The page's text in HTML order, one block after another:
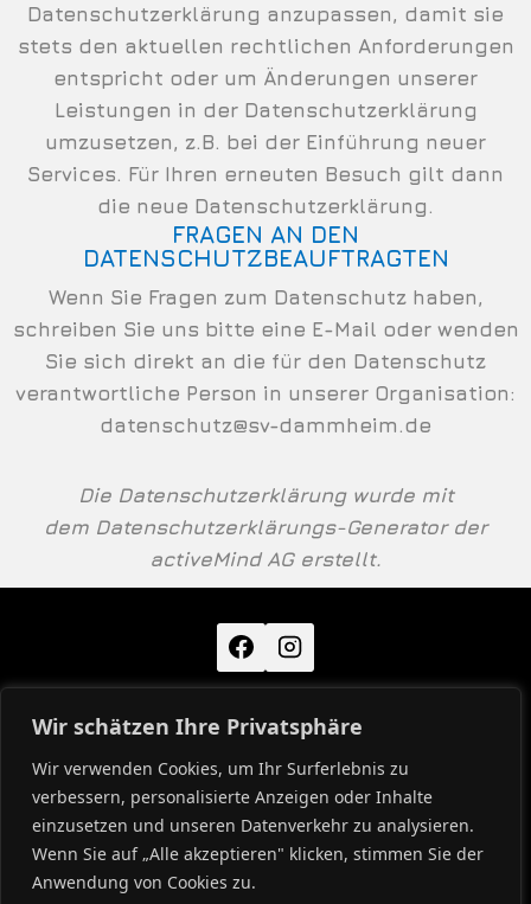
Wir schätzen Ihre Privatsphäre
Wir verwenden Cookies, um Ihr Surferlebnis zu
verbessern, personalisierte Anzeigen oder Inhalte
einzusetzen und unseren Datenverkehr zu analysieren.
Wenn Sie auf „Alle akzeptieren" klicken, stimmen Sie der
Anwendung von Cookies zu.
Datenschutzerklärung anzupassen, damit sie
stets den aktuellen rechtlichen Anforderungen
entspricht oder um Änderungen unserer
Leistungen in der Datenschutzerklärung
umzusetzen, z.B. bei der Einführung neuer
Services. Für Ihren erneuten Besuch gilt dann
die neue Datenschutzerklärung.
FRAGEN AN DEN
DATENSCHUTZBEAUFTRAGTEN
Wenn Sie Fragen zum Datenschutz haben,
schreiben Sie uns bitte eine E-Mail oder wenden
Sie sich direkt an die für den Datenschutz
verantwortliche Person in unserer Organisation:
datenschutz@sv-dammheim.de
Die Datenschutzerklärung wurde mit
dem Datenschutzerklärungs-Generator der
activeMind AG erstellt.
KONTAKT IMPRESSUM
DATENSCHUTZ
SVD INTERN